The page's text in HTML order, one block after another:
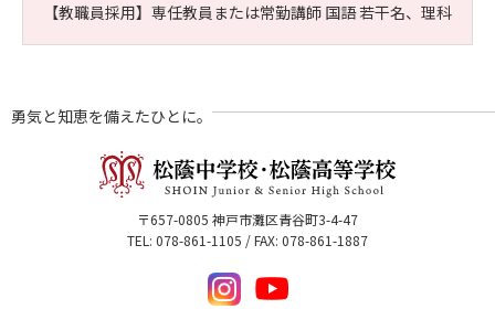
【教職員採用】専任教員または常勤講師 国語 若干名、理科
勇気と知恵を備えたひとに。
〒657-0805 神戸市灘区青谷町3-4-47
TEL: 078-861-1105 / FAX: 078-861-1887